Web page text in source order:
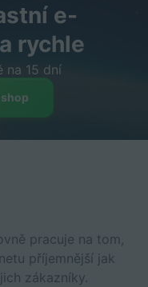
e-
rychle
na 15 dní
pracuje na tom,
příjemnější jak
zákazníky.